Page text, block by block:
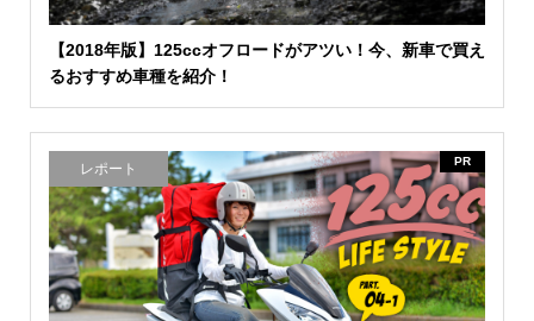
【2018年版】125ccオフロードがアツい！今、新車で買え
るおすすめ車種を紹介！
レポート PR